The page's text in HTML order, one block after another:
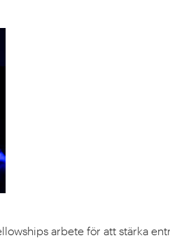
arbete för att stärka